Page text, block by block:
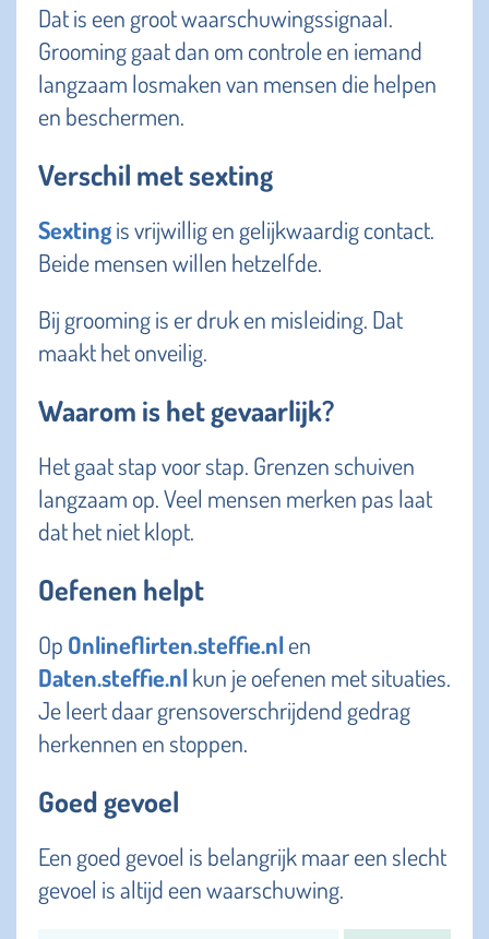
Dat is een groot waarschuwingssignaal.
Grooming gaat dan om controle en iemand
langzaam losmaken van mensen die helpen
en beschermen.
Verschil met sexting
Sextingis vrijwillig en gelijkwaardig contact.
Beide mensen willen hetzelfde.
Bij grooming is er druk en misleiding. Dat
maakt het onveilig.
Waarom is het gevaarlijk?
Het gaat stap voor stap. Grenzen schuiven
langzaam op. Veel mensen merken pas laat
dat het niet klopt.
Oefenen helpt
Op Onlineflirten.steffie.nlen
Daten.steffie.nlkun je oefenen met situaties.
Je leert daar grensoverschrijdend gedrag
herkennen en stoppen.
Goed gevoel
Een goed gevoel is belangrijk maar een slecht
gevoel is altijd een waarschuwing.